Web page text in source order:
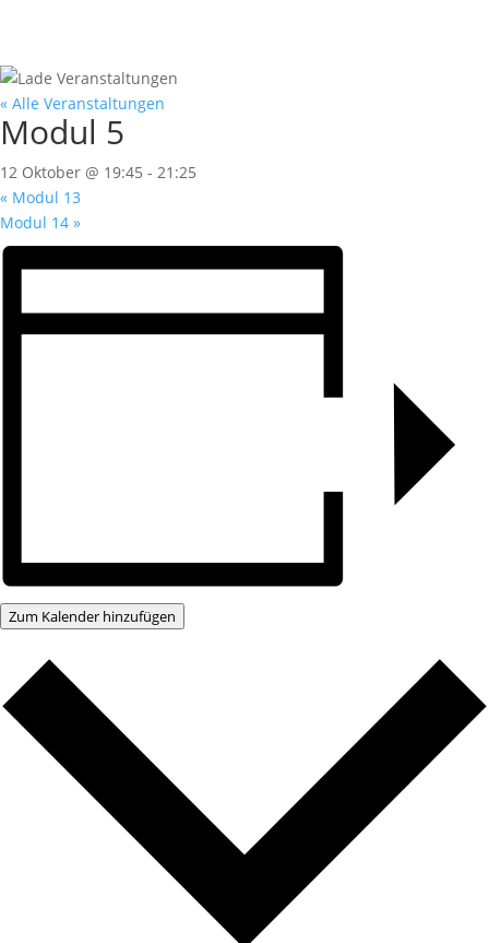
« Alle Veranstaltungen
Modul 5
12 Oktober @ 19:45 - 21:25
« Modul 13
Modul 14 »
Zum Kalender hinzufügen